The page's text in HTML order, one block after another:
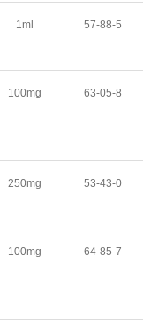
1ml 57-88-5
100mg 63-05-8
250mg 53-43-0
100mg 64-85-7